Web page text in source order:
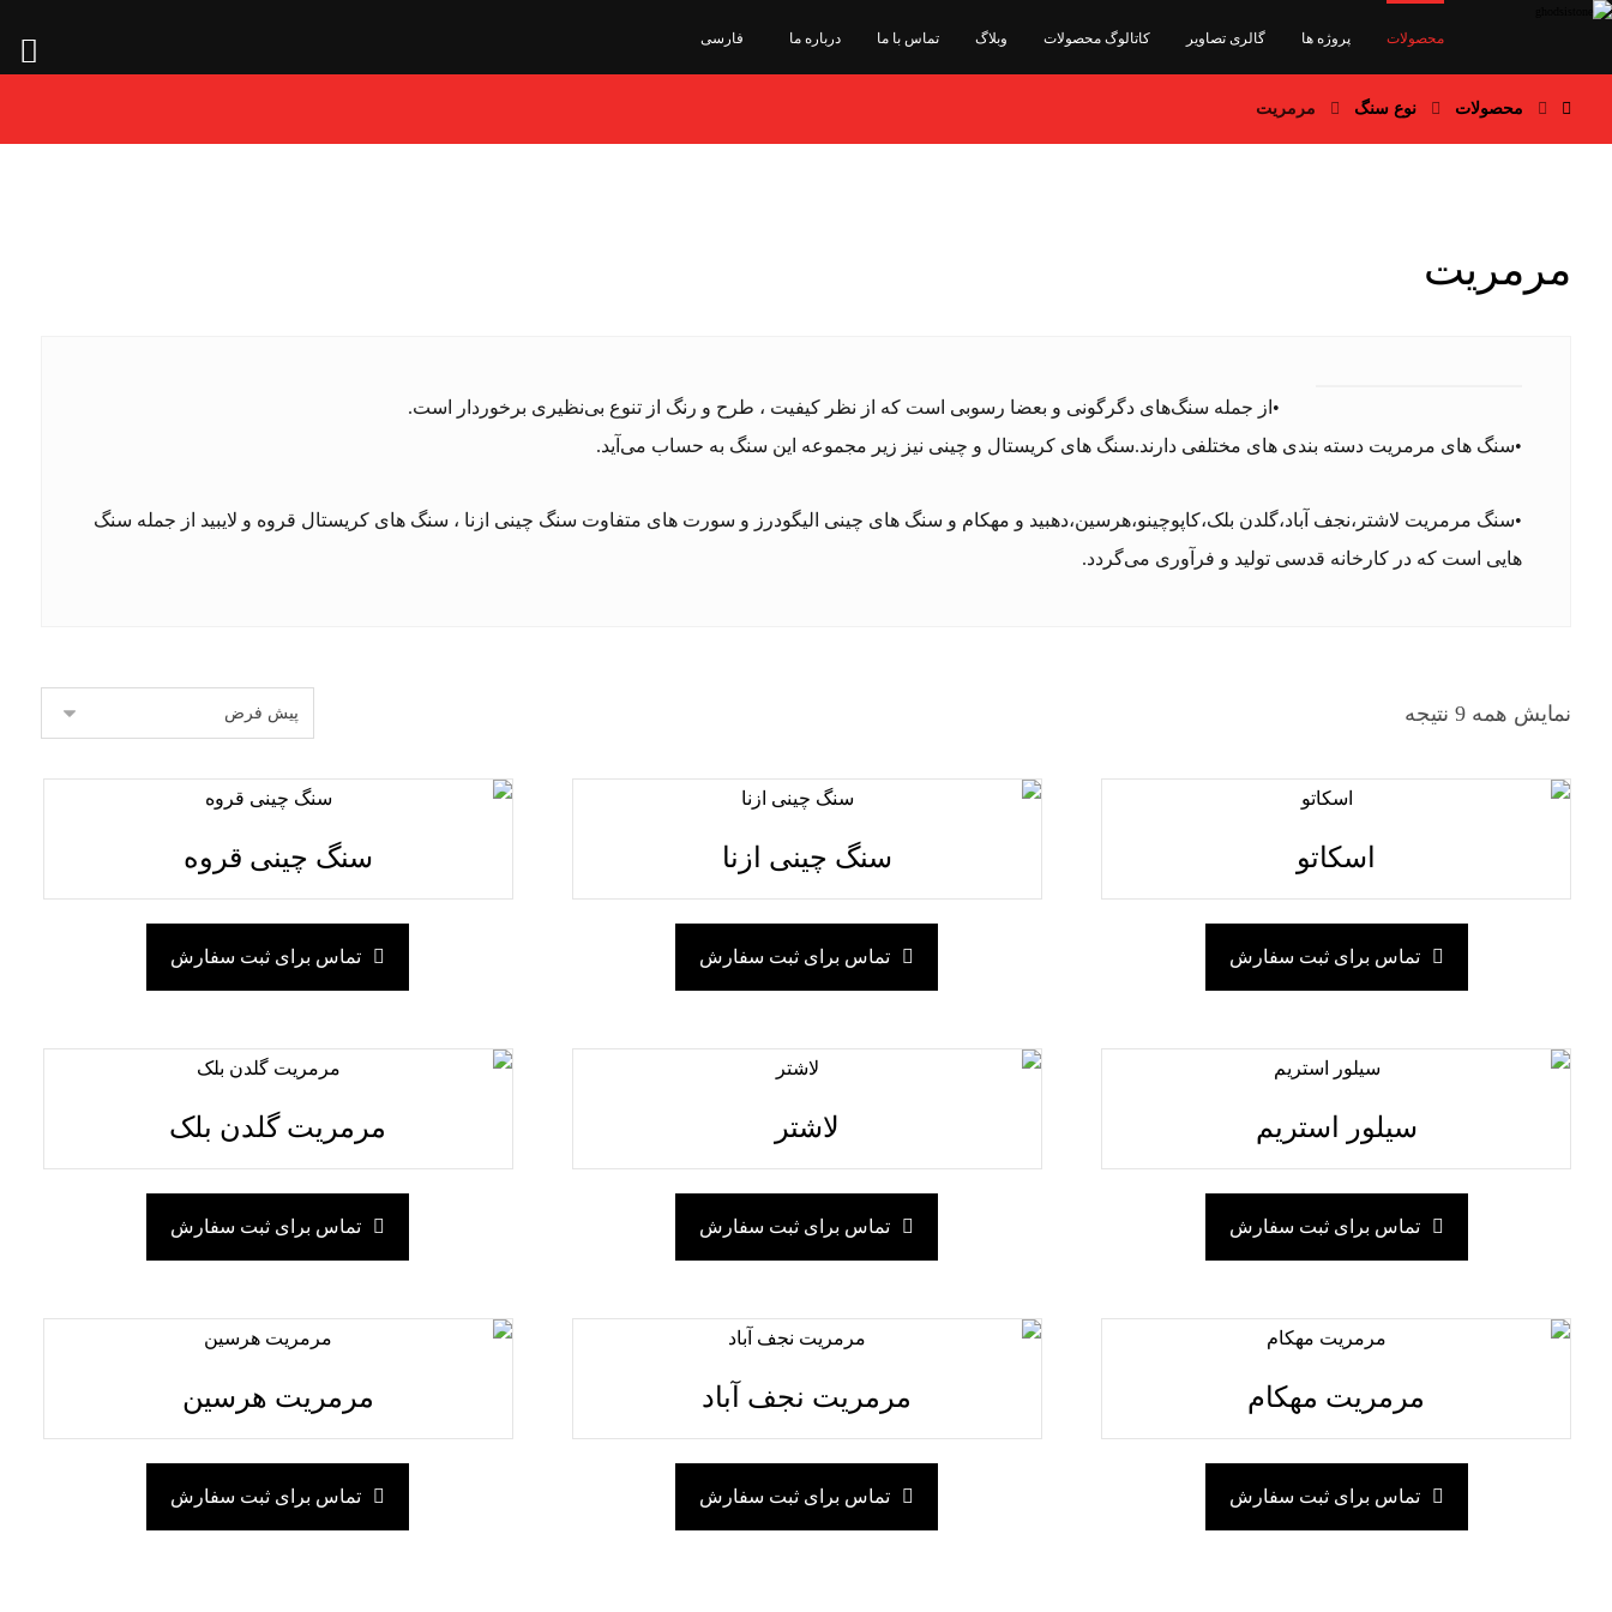
محصولات پروژه ها گالری تصاویر کاتالوگ محصولات وبلاگ تماس با ما درباره ما فارسی
محصولات نوع سنگ مرمریت
مرمریت
•از جمله سنگ‌های دگرگونی و بعضا رسوبی است که از نظر کیفیت ، طرح و رنگ از تنوع بی‌نظیری برخوردار است.
•سنگ های مرمریت دسته بندی های مختلفی دارند.سنگ های کریستال و چینی نیز زیر مجموعه این سنگ به حساب می‌آید.
•سنگ مرمریت لاشتر،نجف آباد،گلدن بلک،کاپوچینو،هرسین،دهبید و مهکام و سنگ های چینی الیگودرز و سورت های متفاوت سنگ چینی ازنا ، سنگ های کریستال قروه و لایبید از جمله سنگ
هایی است که در کارخانه قدسی تولید و فرآوری می‌گردد.
نمایش همه 9 نتیجه
اسکاتو
تماس برای ثبت سفارش
سنگ چینی ازنا
تماس برای ثبت سفارش
سنگ چینی قروه
تماس برای ثبت سفارش
سیلور استریم
تماس برای ثبت سفارش
لاشتر
تماس برای ثبت سفارش
مرمریت گلدن بلک
تماس برای ثبت سفارش
مرمریت مهکام
تماس برای ثبت سفارش
مرمریت نجف آباد
تماس برای ثبت سفارش
مرمریت هرسین
تماس برای ثبت سفارش